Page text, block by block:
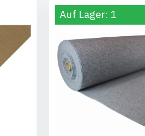
Auf Lager: 1